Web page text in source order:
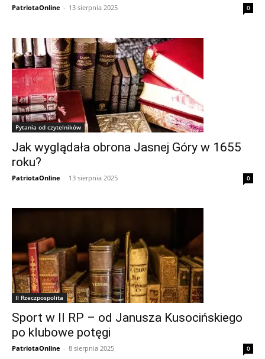
PatriotaOnline - 13 sierpnia 2025 0
Pytania od czytelników
Jak wyglądała obrona Jasnej Góry w 1655
roku?
PatriotaOnline - 13 sierpnia 2025 0
II Rzeczpospolita
Sport w II RP – od Janusza Kusocińskiego
po klubowe potęgi
PatriotaOnline - 8 sierpnia 2025 0